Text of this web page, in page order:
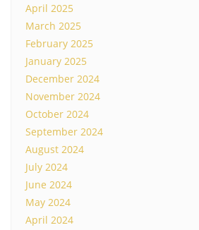
April 2025
March 2025
February 2025
January 2025
December 2024
November 2024
October 2024
September 2024
August 2024
July 2024
June 2024
May 2024
April 2024